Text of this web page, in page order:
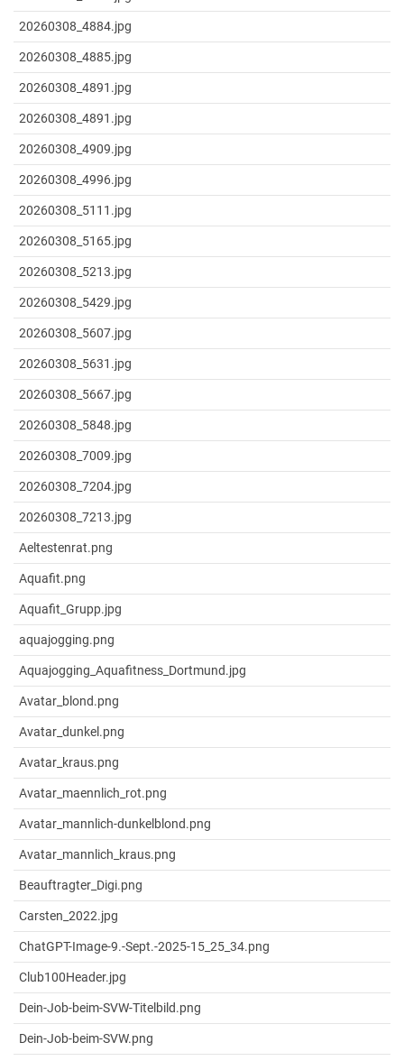
20260308_4884.jpg
20260308_4885.jpg
20260308_4891.jpg
20260308_4891.jpg
20260308_4909.jpg
20260308_4996.jpg
20260308_5111.jpg
20260308_5165.jpg
20260308_5213.jpg
20260308_5429.jpg
20260308_5607.jpg
20260308_5631.jpg
20260308_5667.jpg
20260308_5848.jpg
20260308_7009.jpg
20260308_7204.jpg
20260308_7213.jpg
Aeltestenrat.png
Aquafit.png
Aquafit_Grupp.jpg
aquajogging.png
Aquajogging_Aquafitness_Dortmund.jpg
Avatar_blond.png
Avatar_dunkel.png
Avatar_kraus.png
Avatar_maennlich_rot.png
Avatar_mannlich-dunkelblond.png
Avatar_mannlich_kraus.png
Beauftragter_Digi.png
Carsten_2022.jpg
ChatGPT-Image-9.-Sept.-2025-15_25_34.png
Club100Header.jpg
Dein-Job-beim-SVW-Titelbild.png
Dein-Job-beim-SVW.png